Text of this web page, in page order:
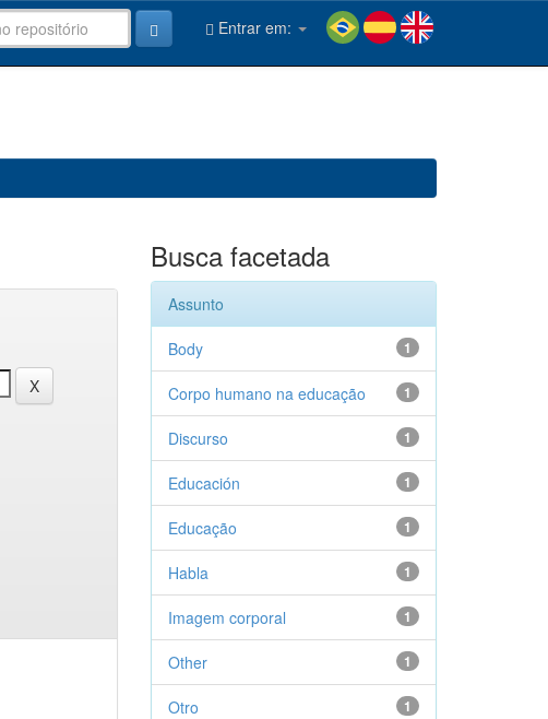
Entrar em:
Busca facetada
Assunto
1
Body
1
Corpo humano na educação
1
Discurso
1
Educación
1
Educação
1
Habla
1
Imagem corporal
1
Other
1
Otro